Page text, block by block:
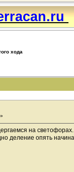
хода
на
деление опять